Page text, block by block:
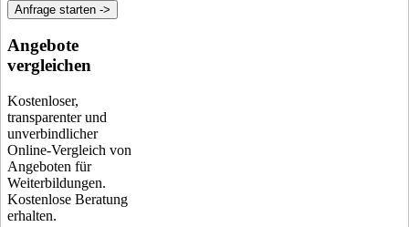
Anfrage starten ->
Angebote
vergleichen
Kostenloser,
transparenter und
unverbindlicher
Online-Vergleich von
Angeboten für
Weiterbildungen.
Kostenlose Beratung
erhalten.